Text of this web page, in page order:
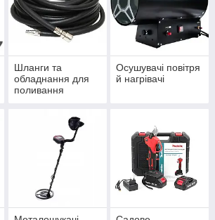
Шланги та
обладнання для
поливання
Осушувачі повітря
й нагрівачі